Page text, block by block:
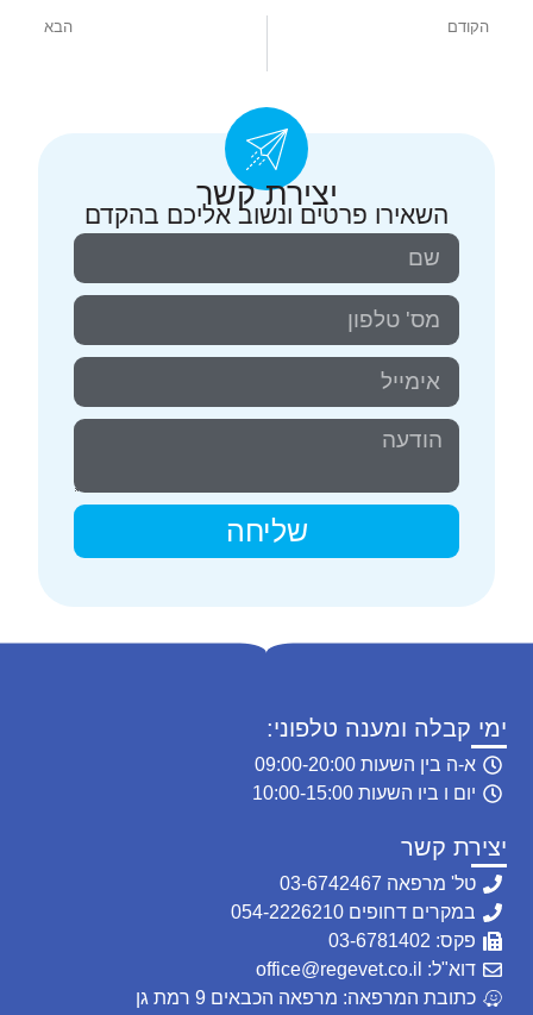
יצירת קשר
השאירו פרטים ונשוב אליכם בהקדם
שליחה
הקודם הבא
יצירת קשר
טל' מרפאה 03-6742467
במקרים דחופים 054-2226210
פקס: 03-6781402
דוא"ל: office@regevet.co.il
כתובת המרפאה: מרפאה הכבאים 9 רמת גן
ימי קבלה ומענה טלפוני:
א-ה בין השעות 09:00-20:00
יום ו ביו השעות 10:00-15:00